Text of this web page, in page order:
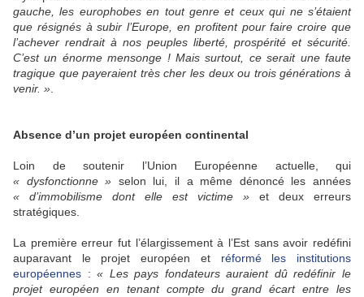
gauche, les europhobes en tout genre et ceux qui ne s’étaient
que résignés à subir l’Europe, en profitent pour faire croire que
l’achever rendrait à nos peuples liberté, prospérité et sécurité.
C’est un énorme mensonge ! Mais surtout, ce serait une faute
tragique que payeraient très cher les deux ou trois générations à
venir. »
Absence d’un projet européen continental
Loin de soutenir l’Union Européenne actuelle, qui
« dysfonctionne » selon lui, il a même dénoncé les années
« d’immobilisme dont elle est victime » et deux erreurs
stratégiques.
La première erreur fut l’élargissement à l’Est sans avoir redéfini
auparavant le projet européen et réformé les institutions
européennes :« Les pays fondateurs auraient dû redéfinir le
projet européen en tenant compte du grand écart entre les